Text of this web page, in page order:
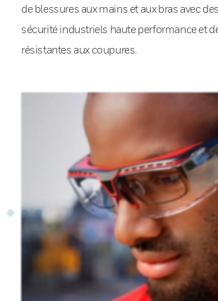
de blessures aux mains et aux bras avec
sécurité industriels haute performance et
résistantes aux coupures.